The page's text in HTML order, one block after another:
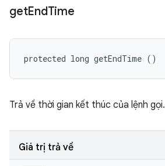
getEndTime
protected long getEndTime ()
Trả về thời gian kết thúc của lệnh gọi.
Giá trị trả về